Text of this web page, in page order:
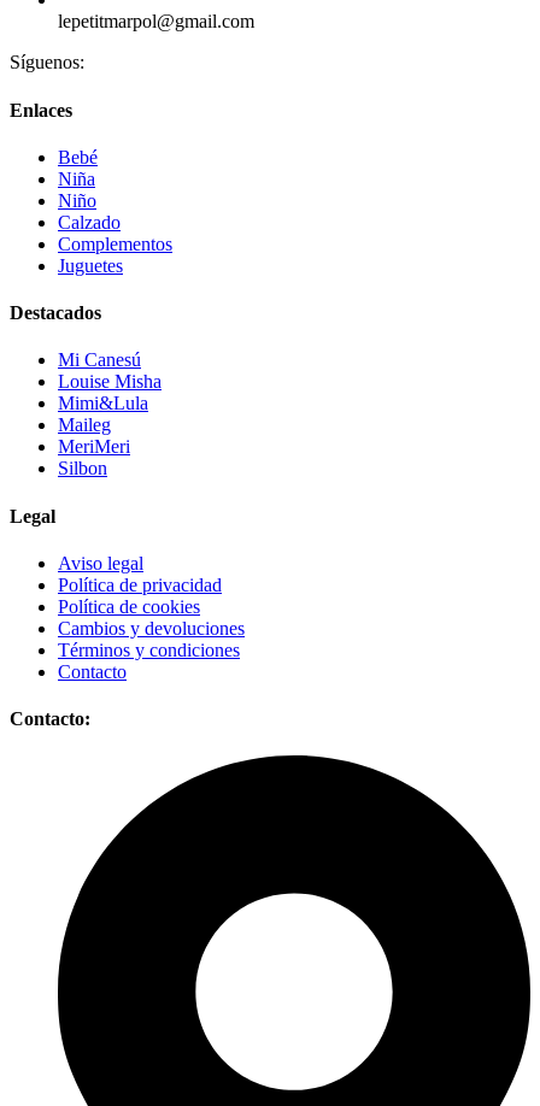
lepetitmarpol@gmail.com
Síguenos:
Enlaces
Bebé
Niña
Niño
Calzado
Complementos
Juguetes
Destacados
Mi Canesú
Louise Misha
Mimi&Lula
Maileg
MeriMeri
Silbon
Legal
Aviso legal
Política de privacidad
Política de cookies
Cambios y devoluciones
Términos y condiciones
Contacto
Contacto: